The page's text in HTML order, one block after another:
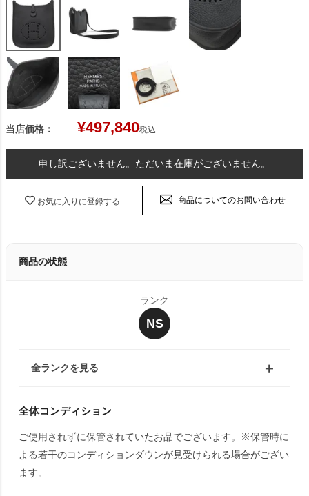
当店価格： ¥497,840税込
申し訳ございません。ただいま在庫がございません。
お気に入りに登録する 商品についてのお問い合わせ
商品の状態
ランク
NS
全ランクを見る
全体コンディション
ご使用されずに保管されていたお品でございます。※保管時に
よる若干のコンディションダウンが見受けられる場合がござい
ます。